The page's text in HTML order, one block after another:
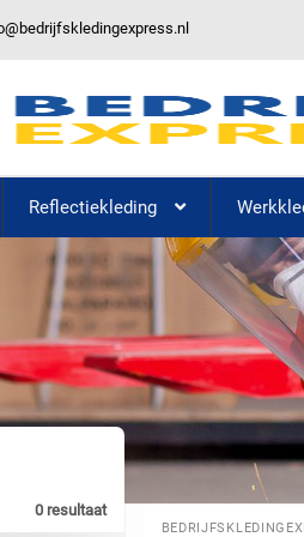
Reflectiekleding
0 resultaat